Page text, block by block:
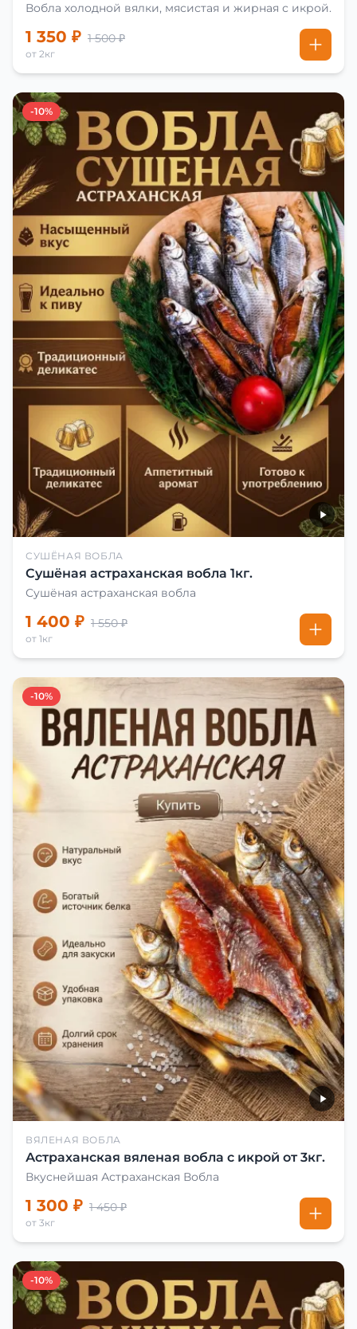
Вобла холодной вялки, мясистая и жирная с икрой.
1 350 ₽ 1 500 ₽
от 2кг
-10%
СУШЁНАЯ ВОБЛА
Сушёная астраханская вобла 1кг.
Сушёная астраханская вобла
1 400 ₽ 1 550 ₽
от 1кг
-10%
ВЯЛЕНАЯ ВОБЛА
Астраханская вяленая вобла с икрой от 3кг.
Вкуснейшая Астраханская Вобла
1 300 ₽ 1 450 ₽
от 3кг
-10%